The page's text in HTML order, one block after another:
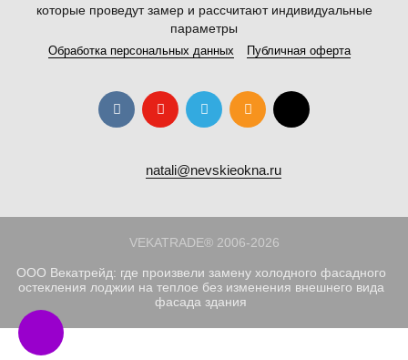
которые проведут замер и рассчитают индивидуальные
параметры
Обработка персональных данных Публичная оферта
natali@nevskieokna.ru
VEKATRADE® 2006-2026
ООО Векатрейд: где произвели замену холодного фасадного
остекления лоджии на теплое без изменения внешнего вида
фасада здания